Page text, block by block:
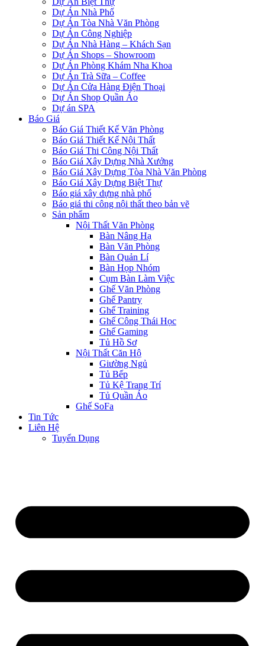
Dự Án Nhà Phố
Dự Án Tòa Nhà Văn Phòng
Dự Án Công Nghiệp
Dự Án Nhà Hàng – Khách Sạn
Dự Án Shops – Showroom
Dự Án Phòng Khám Nha Khoa
Dự Án Trà Sữa – Coffee
Dự Án Cửa Hàng Điện Thoại
Dự Án Shop Quần Áo
Dự án SPA
Báo Giá
Báo Giá Thiết Kế Văn Phòng
Báo Giá Thiết Kế Nội Thất
Báo Giá Thi Công Nội Thất
Báo Giá Xây Dựng Nhà Xưởng
Báo Giá Xây Dựng Tòa Nhà Văn Phòng
Báo Giá Xây Dựng Biệt Thự
Báo giá xây dựng nhà phố
Báo giá thi công nội thất theo bản vẽ
Sản phẩm
Nội Thất Văn Phòng
Bàn Nâng Hạ
Bàn Văn Phòng
Bàn Quản Lí
Bàn Họp Nhóm
Cụm Bàn Làm Việc
Ghế Văn Phòng
Ghế Pantry
Ghế Training
Ghế Công Thái Học
Ghế Gaming
Tủ Hồ Sơ
Nội Thất Căn Hộ
Giường Ngủ
Tủ Bếp
Tủ Kệ Trang Trí
Tủ Quần Áo
Ghế SoFa
Tin Tức
Liên Hệ
Tuyển Dụng